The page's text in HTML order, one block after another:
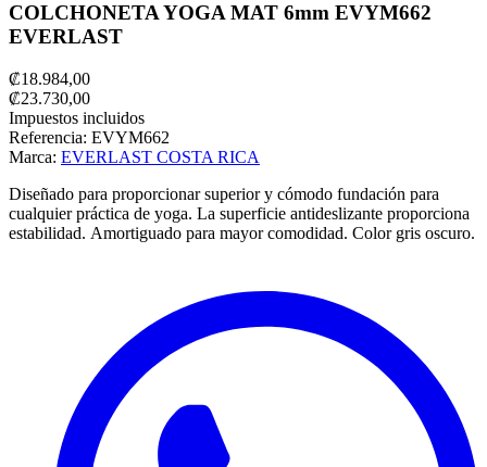
COLCHONETA YOGA MAT 6mm EVYM662
EVERLAST
₡18.984,00
₡23.730,00
Impuestos incluidos
Referencia: EVYM662
Marca: EVERLAST COSTA RICA
Diseñado para proporcionar superior y cómodo fundación para
cualquier práctica de yoga. La superficie antideslizante proporciona
estabilidad. Amortiguado para mayor comodidad. Color gris oscuro.